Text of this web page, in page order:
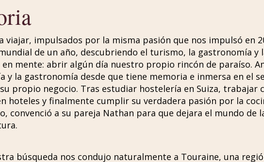
viajar, impulsados por la misma pasión que nos impulsó en
de un año, descubriendo el turismo, la gastronomía y
en mente: abrir algún día nuestro propio rincón de paraíso.
y la gastronomía desde que tiene memoria e inmersa en el
propio negocio. Tras estudiar hostelería en Suiza, trabajar
hoteles y finalmente cumplir su verdadera pasión por la
convenció a su pareja Nathan para que dejara el mundo de
búsqueda nos condujo naturalmente a Touraine, una